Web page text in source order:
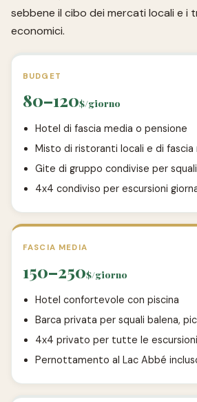
sebbene il cibo dei mercati locali e i
economici.
BUDGET
80–120$/giorno
Hotel di fascia media o pensione
Misto di ristoranti locali e di fascia
Gite di gruppo condivise per
4x4 condiviso per escursioni
FASCIA MEDIA
150–250$/giorno
Hotel confortevole con piscina
Barca privata per squali balena,
4x4 privato per tutte le escursioni
Pernottamento al Lac Abbé